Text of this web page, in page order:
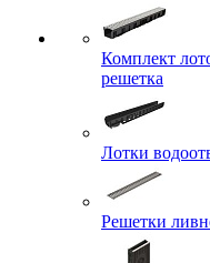
Комплект
решетка
Лотки
Решетки